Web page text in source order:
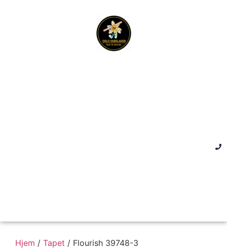
Hjem / Tapet / Flourish 39748-3